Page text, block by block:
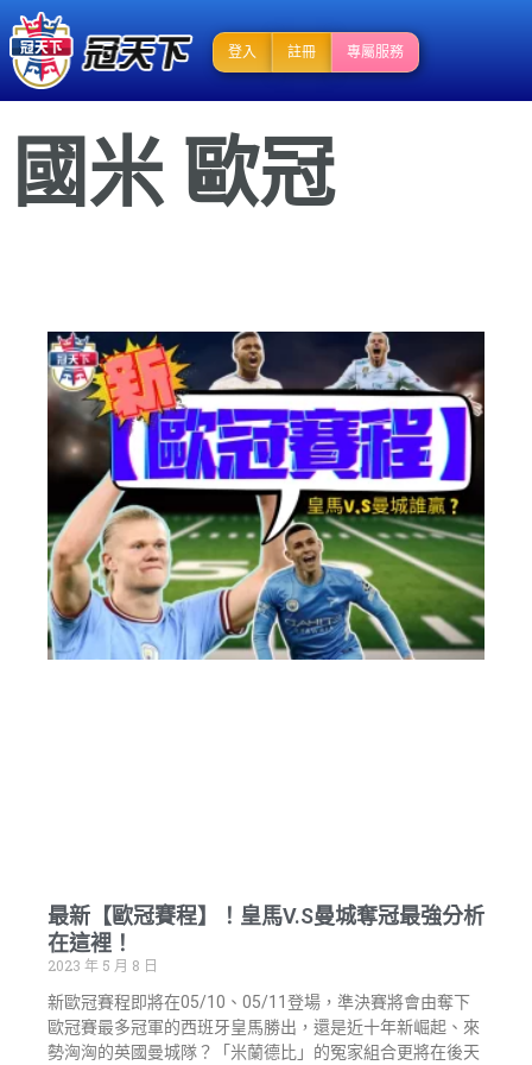
登入 註冊 專屬服務
國米 歐冠
最新【歐冠賽程】！皇馬V.S曼城奪冠最強分析
在這裡！
2023 年 5 月 8 日
新歐冠賽程即將在05/10、05/11登場，準決賽將會由奪下
歐冠賽最多冠軍的西班牙皇馬勝出，還是近十年新崛起、來
勢洶洶的英國曼城隊？「米蘭德比」的冤家組合更將在後天